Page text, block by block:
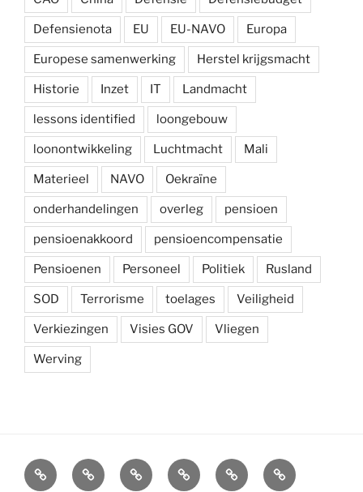
Defensienota EU EU-NAVO Europa
Europese samenwerking Herstel krijgsmacht
Historie Inzet IT Landmacht
lessons identified loongebouw
loonontwikkeling Luchtmacht Mali
Materieel NAVO Oekraïne
onderhandelingen overleg pensioen
pensioenakkoord pensioencompensatie
Pensioenen Personeel Politiek Rusland
SOD Terrorisme toelages Veiligheid
Verkiezingen Visies GOV Vliegen
Werving
Arbeidsvoorwaarden
Carré
Onze
Ledenvoordelen
AfdelingenSymposium